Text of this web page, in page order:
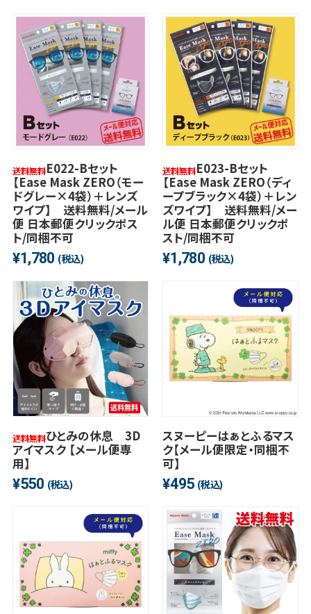
E022-Bセット
【Ease Mask ZERO（モー
ドグレー×4袋）＋レンズ
ワイプ】 送料無料/メール
便 日本郵便クリックポス
ト/同梱不可
¥1,780 (税込)
E023-Bセット
【Ease Mask ZERO（ディ
ープブラック×4袋）＋レン
ズワイプ】 送料無料/メー
ル便 日本郵便クリックポ
スト/同梱不可
¥1,780 (税込)
ひとみの休息 3D
アイマスク 【メール便専
用】
¥550 (税込)
スヌーピーはぁとふるマス
ク【メール便限定・同梱不
可】
¥495 (税込)